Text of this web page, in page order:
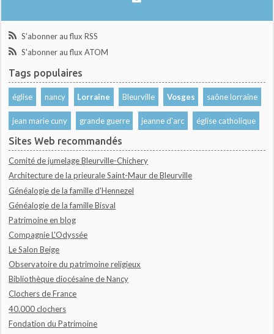
S'abonner au flux RSS
S'abonner au flux ATOM
Tags populaires
église nancy Lorraine Bleurville Vosges saône lorraine
jean marie cuny grande guerre jeanne d'arc église catholique
Sites Web recommandés
Comité de jumelage Bleurville-Chichery
Architecture de la prieurale Saint-Maur de Bleurville
Généalogie de la famille d'Hennezel
Généalogie de la famille Bisval
Patrimoine en blog
Compagnie L'Odyssée
Le Salon Beige
Observatoire du patrimoine religieux
Bibliothèque diocésaine de Nancy
Clochers de France
40.000 clochers
Fondation du Patrimoine